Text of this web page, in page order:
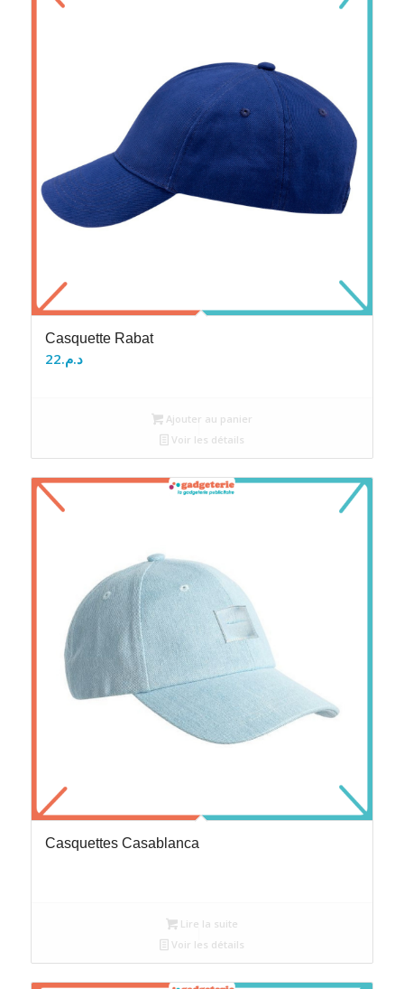
Casquette Rabat
د.م.22
Ajouter au panier
Voir les détails
Casquettes Casablanca
Lire la suite
Voir les détails